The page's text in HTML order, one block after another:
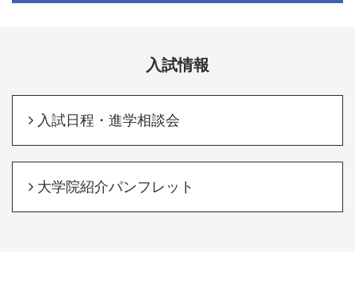
入試情報
入試日程・進学相談会
大学院紹介パンフレット